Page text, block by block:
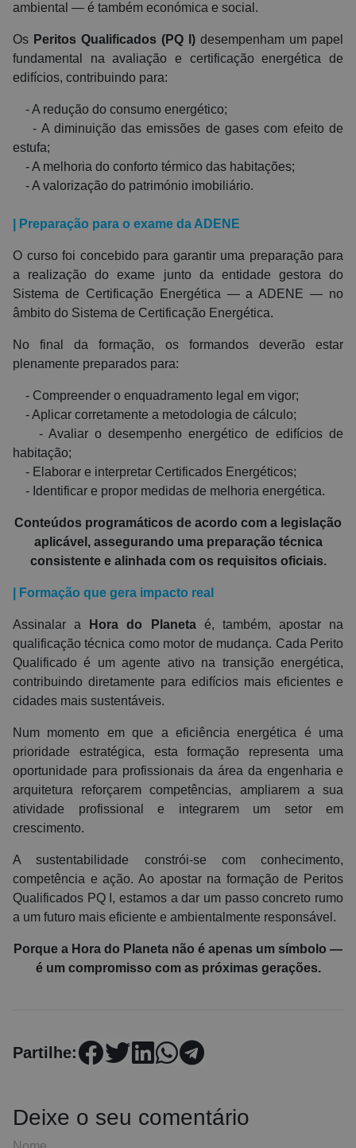
ambiental — é também económica e social.
Os Peritos Qualificados (PQ I) desempenham um papel
fundamental na avaliação e certificação energética de
edifícios, contribuindo para:
- A redução do consumo energético;
- A diminuição das emissões de gases com efeito de
estufa;
- A melhoria do conforto térmico das habitações;
- A valorização do património imobiliário.
| Preparação para o exame da ADENE
O curso foi concebido para garantir uma preparação para
a realização do exame junto da entidade gestora do
Sistema de Certificação Energética — a ADENE — no
âmbito do Sistema de Certificação Energética.
No final da formação, os formandos deverão estar
plenamente preparados para:
- Compreender o enquadramento legal em vigor;
- Aplicar corretamente a metodologia de cálculo;
- Avaliar o desempenho energético de edifícios de
habitação;
- Elaborar e interpretar Certificados Energéticos;
- Identificar e propor medidas de melhoria energética.
Conteúdos programáticos de acordo com a legislação
aplicável, assegurando uma preparação técnica
consistente e alinhada com os requisitos oficiais.
| Formação que gera impacto real
Assinalar a Hora do Planetaé, também, apostar na
qualificação técnica como motor de mudança. Cada Perito
Qualificado é um agente ativo na transição energética,
contribuindo diretamente para edifícios mais eficientes e
cidades mais sustentáveis.
Num momento em que a eficiência energética é uma
prioridade estratégica, esta formação representa uma
oportunidade para profissionais da área da engenharia e
arquitetura reforçarem competências, ampliarem a sua
atividade profissional e integrarem um setor em
crescimento.
A sustentabilidade constrói-se com conhecimento,
competência e ação. Ao apostar na formação de Peritos
Qualificados PQ I, estamos a dar um passo concreto rumo
a um futuro mais eficiente e ambientalmente responsável.
Porque a Hora do Planeta não é apenas um símbolo —
é um compromisso com as próximas gerações.
Partilhe:
Deixe o seu comentário